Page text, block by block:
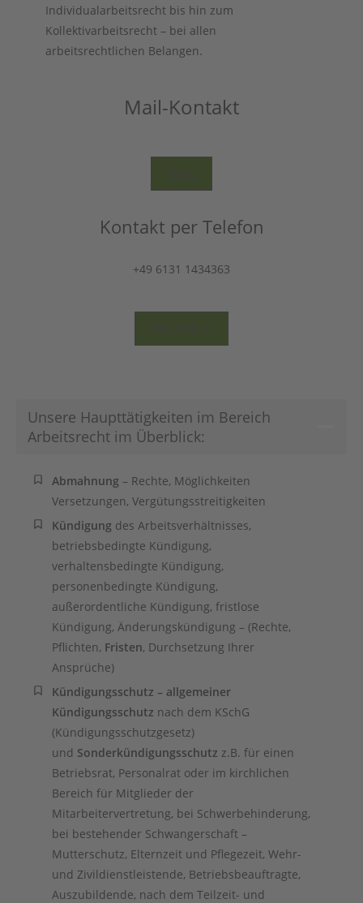
Individualarbeitsrecht bis hin zum
Kollektivarbeitsrecht – bei allen
arbeitsrechtlichen Belangen.
Mail-Kontakt
Kontakt per Telefon
+49 6131 1434363
Unsere Haupttätigkeiten im Bereich
Arbeitsrecht im Überblick:
Abmahnung – Rechte, Möglichkeiten
Versetzungen, Vergütungsstreitigkeiten
Kündigung des Arbeitsverhältnisses,
betriebsbedingte Kündigung,
verhaltensbedingte Kündigung,
personenbedingte Kündigung,
außerordentliche Kündigung, fristlose
Kündigung, Änderungskündigung – (Rechte,
Pflichten, Fristen, Durchsetzung Ihrer
Ansprüche)
Kündigungsschutz – allgemeiner
Kündigungsschutz nach dem KSchG
(Kündigungsschutzgesetz)
und Sonderkündigungsschutz z.B. für einen
Betriebsrat, Personalrat oder im kirchlichen
Bereich für Mitglieder der
Mitarbeitervertretung, bei Schwerbehinderung,
bei bestehender Schwangerschaft –
Mutterschutz, Elternzeit und Pflegezeit, Wehr-
und Zivildienstleistende, Betriebsbeauftragte,
Auszubildende, nach dem Teilzeit- und